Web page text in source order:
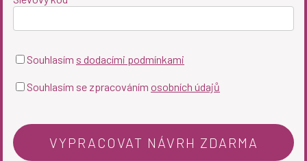
Souhlasím s dodacími podmínkami
Souhlasím se zpracováním osobních údajů